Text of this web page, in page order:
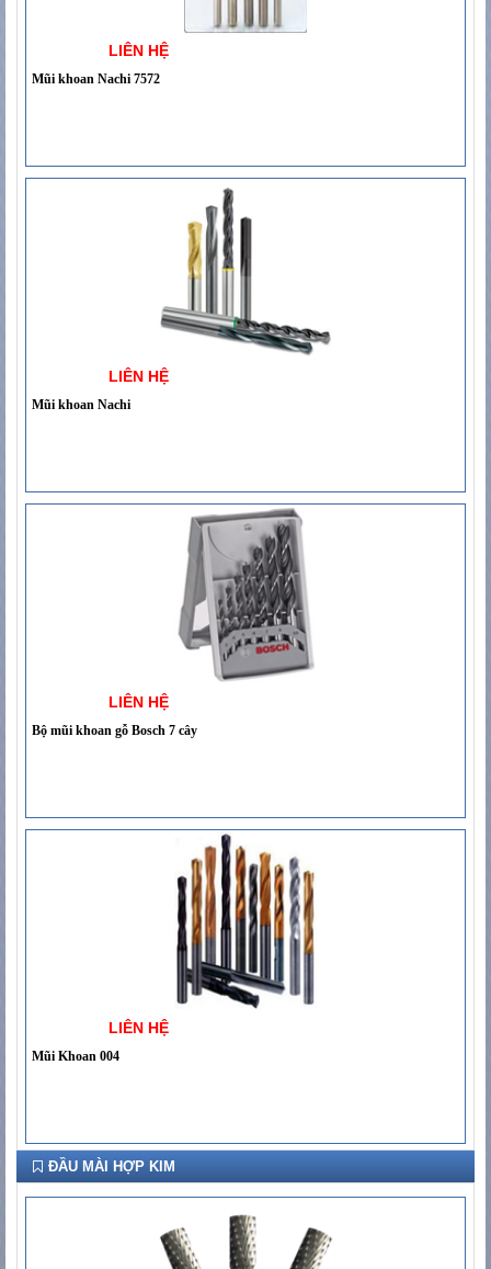
LIÊN HỆ
Mũi khoan Nachi 7572
LIÊN HỆ
Mũi khoan Nachi
LIÊN HỆ
Bộ mũi khoan gỗ Bosch 7 cây
LIÊN HỆ
Mũi Khoan 004
ĐẦU MÀI HỢP KIM